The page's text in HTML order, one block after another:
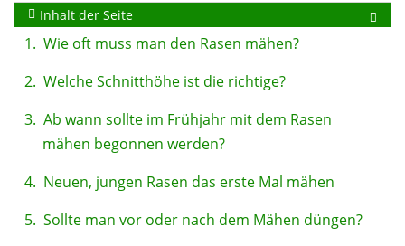
Inhalt der Seite
1. Wie oft muss man den Rasen mähen?
2. Welche Schnitthöhe ist die richtige?
3. Ab wann sollte im Frühjahr mit dem Rasen
mähen begonnen werden?
4. Neuen, jungen Rasen das erste Mal mähen
5. Sollte man vor oder nach dem Mähen düngen?